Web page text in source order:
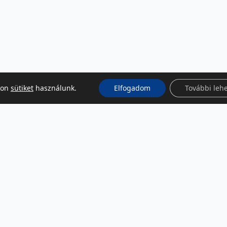
sütikethasználunk. Elfogadom További